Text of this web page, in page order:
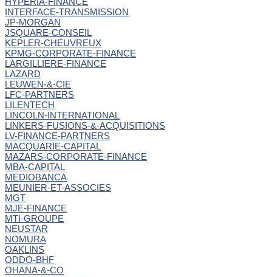
INTERFACE-TRANSMISSION
JP-MORGAN
JSQUARE-CONSEIL
KEPLER-CHEUVREUX
KPMG-CORPORATE-FINANCE
LARGILLIERE-FINANCE
LAZARD
LEUWEN-&-CIE
LFC-PARTNERS
LILENTECH
LINCOLN-INTERNATIONAL
LINKERS-FUSIONS-&-ACQUISITIONS
LV-FINANCE-PARTNERS
MACQUARIE-CAPITAL
MAZARS-CORPORATE-FINANCE
MBA-CAPITAL
MEDIOBANCA
MEUNIER-ET-ASSOCIES
MGT
MJE-FINANCE
MTI-GROUPE
NEUSTAR
NOMURA
OAKLINS
ODDO-BHF
OHANA-&-CO